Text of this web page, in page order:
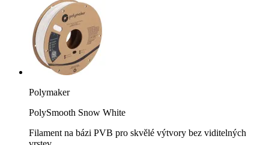
Polymaker
PolySmooth Snow White
Filament na bázi PVB pro skvělé výtvory bez viditelných